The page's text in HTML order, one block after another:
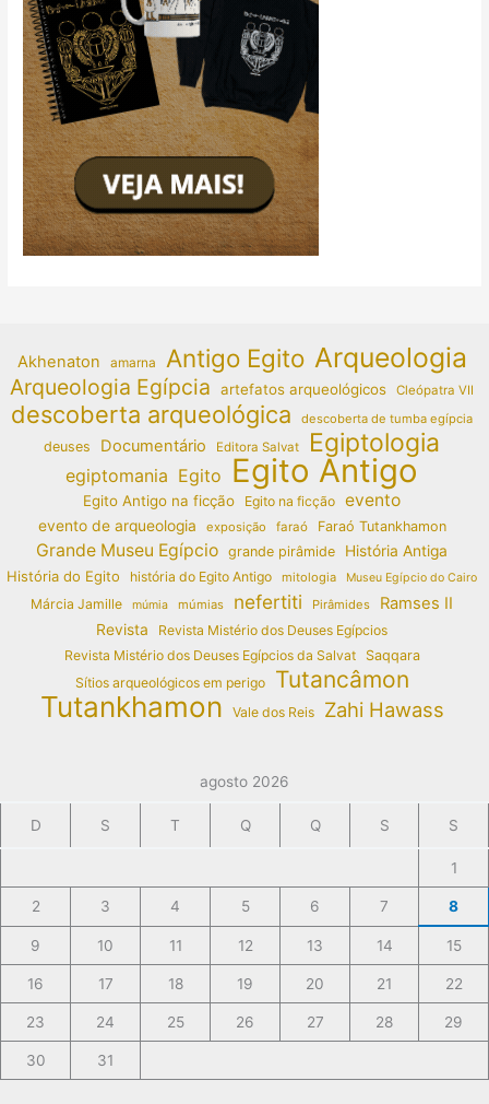
Akhenaton amarna Antigo Egito Arqueologia
Arqueologia Egípcia artefatos arqueológicos Cleópatra VII
descoberta arqueológica descoberta de tumba egípcia
deuses Documentário Editora Salvat Egiptologia
egiptomania Egito Egito Antigo
Egito Antigo na ficção Egito na ficção evento
evento de arqueologia exposição faraó Faraó Tutankhamon
Grande Museu Egípcio grande pirâmide
História Antiga
História do Egito
história do Egito Antigo mitologia Museu Egípcio do Cairo
Márcia Jamille múmia múmias nefertiti Pirâmides Ramses II
Revista
Revista Mistério dos Deuses Egípcios
Revista Mistério dos Deuses Egípcios da Salvat
Saqqara
Sítios arqueológicos em perigo
Tutancâmon
Tutankhamon Vale dos Reis Zahi Hawass
agosto 2026
D S T Q Q S S
1
2 3 4 5 6 7 8
9 10 11 12 13 14 15
16 17 18 19 20 21 22
23 24 25 26 27 28 29
30 31